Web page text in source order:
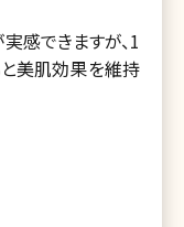
感できますが、1
美肌効果を維持